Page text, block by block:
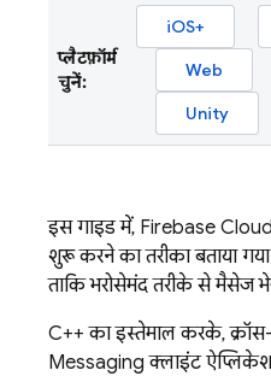
प्लैटफ़ॉर्म
चुनें:
iOS+
Web
Unity
इस गाइड में, Firebase
शुरू करने का तरीका बताया
ताकि भरोसेमंद तरीके से मैसेज
C++ का इस्तेमाल करके,
Messaging क्लाइंट